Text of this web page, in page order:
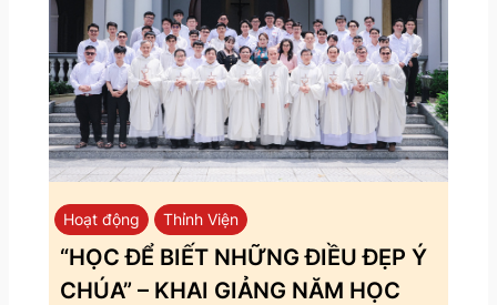
Hoạt động Thỉnh Viện
“HỌC ĐỂ BIẾT NHỮNG ĐIỀU ĐẸP Ý
CHÚA” – KHAI GIẢNG NĂM HỌC